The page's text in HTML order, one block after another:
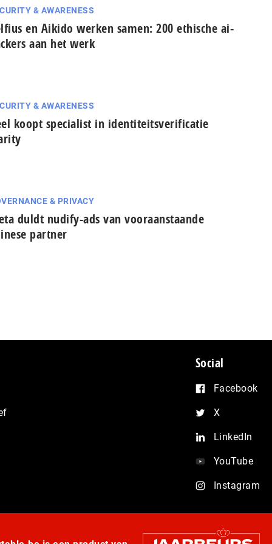
& AWARENESS
en Aikido werken samen: 200 ethische ai-
aan het werk
& AWARENESS
koopt specialist in identiteitsverificatie
& PRIVACY
duldt nudify-ads van vooraanstaande
partner
Social
Facebook
X
LinkedIn
YouTube
Instagram